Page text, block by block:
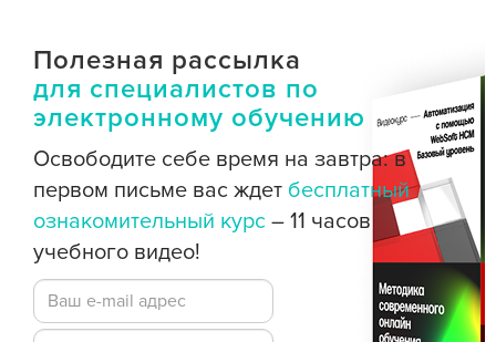
Полезная рассылка
для специалистов по
электронному обучению
Освободите себе время на завтра: в
первом письме вас ждет бесплатный
ознакомительный курс – 11 часов
учебного видео!